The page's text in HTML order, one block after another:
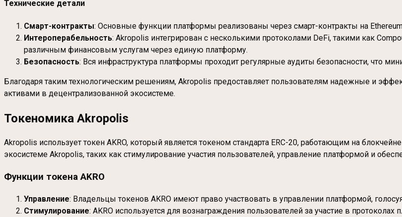
Технические детали
Смарт-контракты: Основные функции платформы реализованы через смарт-контракты на
Интероперабельность: Akropolis интегрирован с несколькими протоколами DeFi, такими как
различным финансовым услугам через единую платформу.
Безопасность: Вся инфраструктура платформы проходит регулярные аудиты безопасности, что
Благодаря таким технологическим решениям, Akropolis предоставляет пользователям надежные и
активами в децентрализованной экосистеме.
Токеномика Akropolis
Akropolis использует токен AKRO, который является токеном стандарта ERC-20, работающим на
экосистеме Akropolis, таких как стимулирование участия пользователей, управление платформой и
Функции токена AKRO
Управление: Владельцы токенов AKRO имеют право участвовать в управлении платформой,
Стимулирование: AKRO используется для вознаграждения пользователей за участие в